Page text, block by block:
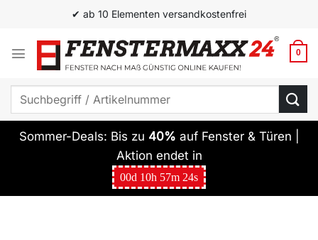
springen
✔ ab 10 Elementen versandkostenfrei
0
Suchen
Sommer-Deals: Bis zu 40% auf Fenster & Türen |
Aktion endet in
00d 10h 57m 23s